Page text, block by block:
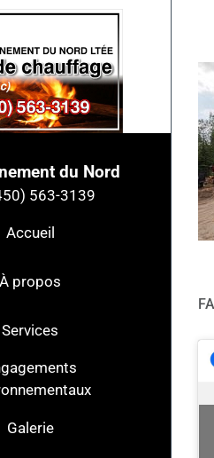
du Nord
563-3139
Accueil
À propos
Services
Galerie